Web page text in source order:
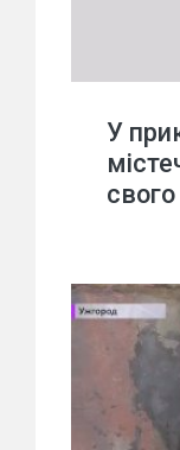
У